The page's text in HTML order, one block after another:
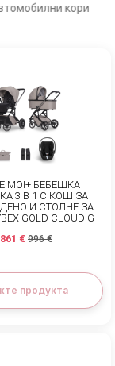
кори
MOI+ БЕБЕШКА
3 В 1 С КОШ ЗА
И СТОЛЧЕ ЗА
GOLD CLOUD G
861 € 996 €
продукта